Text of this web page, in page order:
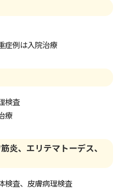
症例は入院治療
検査
療
炎、エリテマトーデス、
検査、皮膚病理検査